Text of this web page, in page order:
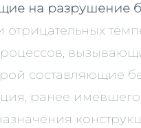
на разрушение
отрицательных
составляющие
ранее